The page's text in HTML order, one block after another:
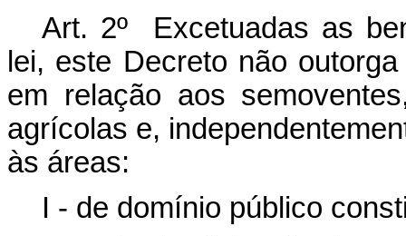
Art. 2º Excetuadas as
lei, este Decreto não
em relação aos
agrícolas e,
às áreas:
I - de domínio público